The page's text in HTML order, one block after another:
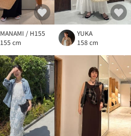
MANAMI / H155
155 cm
YUKA
158 cm